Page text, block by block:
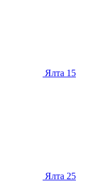
Ялта 15
Ялта 25